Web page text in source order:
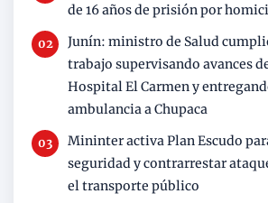
de 16 años de prisión por
Junín: ministro de Salud
trabajo supervisando avances
Hospital El Carmen y
ambulancia a Chupaca
Mininter activa Plan Escudo
seguridad y contrarrestar
el transporte público